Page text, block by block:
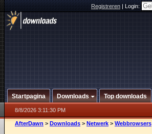
Registreren|Login:
Startpagina Downloads Top downloads
8/8/2026 3:11:30 PM
AfterDawn > Downloads > Netwerk > Webbrowsers